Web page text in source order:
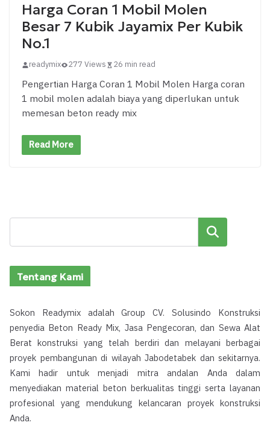
Harga Coran 1 Mobil Molen
Besar 7 Kubik Jayamix Per Kubik
No.1
readymix 277 Views 26 min read
Pengertian Harga Coran 1 Mobil Molen Harga coran
1 mobil molen adalah biaya yang diperlukan untuk
memesan beton ready mix
Read More
Cari
Tentang Kami
Sokon Readymix adalah Group CV. Solusindo Konstruksi
penyedia Beton Ready Mix, Jasa Pengecoran, dan Sewa Alat
Berat konstruksi yang telah berdiri dan melayani berbagai
proyek pembangunan di wilayah Jabodetabek dan sekitarnya.
Kami hadir untuk menjadi mitra andalan Anda dalam
menyediakan material beton berkualitas tinggi serta layanan
profesional yang mendukung kelancaran proyek konstruksi
Anda.